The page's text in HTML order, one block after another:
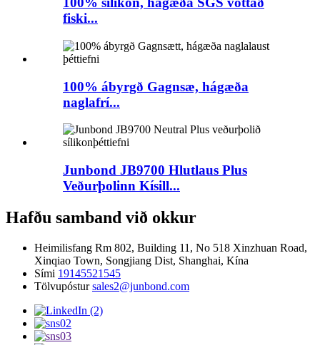
fiski...
100% ábyrgð Gagnsæ, hágæða
naglafrí...
Junbond JB9700 Hlutlaus Plus
Veðurþolinn Kísill...
Hafðu samband við okkur
Heimilisfang Rm 802, Building 11, No 518 Xinzhuan Road,
Xinqiao Town, Songjiang Dist, Shanghai, Kína
Sími 19145521545
Tölvupóstur sales2@junbond.com